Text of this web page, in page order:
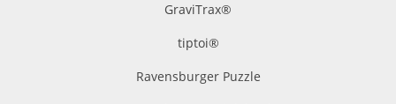
GraviTrax®
tiptoi®
Ravensburger Puzzle